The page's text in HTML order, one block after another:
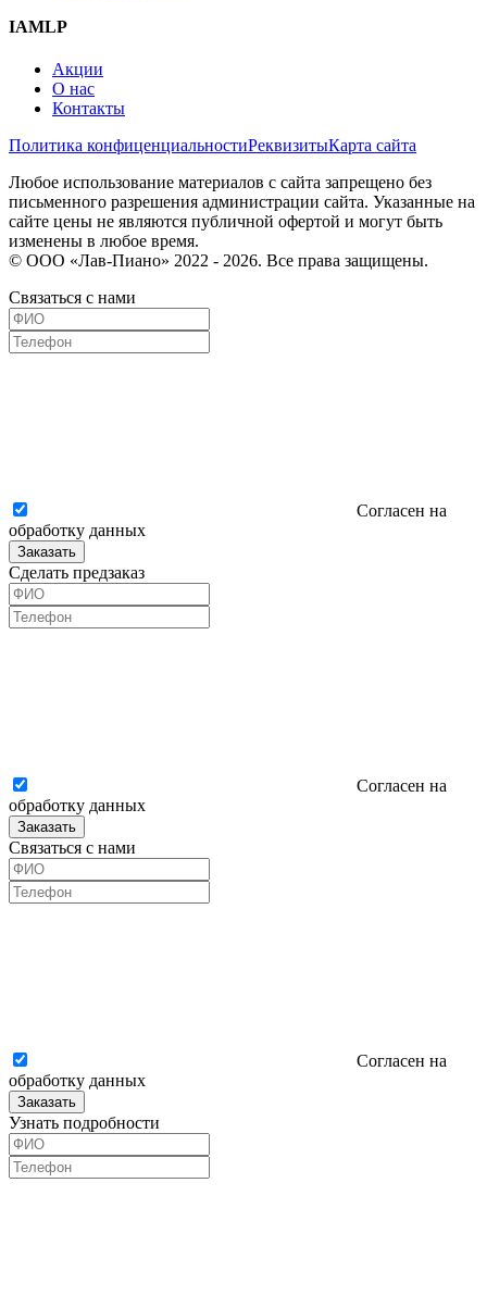
IAMLP
Акции
О нас
Контакты
Политика конфиценциальностиРеквизитыКарта сайта
Любое использование материалов с сайта запрещено без
письменного разрешения администрации сайта. Указанные на
сайте цены не являются публичной офертой и могут быть
изменены в любое время.
© ООО «Лав-Пиано» 2022 - 2026. Все права защищены.
Связаться с нами
Согласен на
обработку данных
Заказать
Сделать предзаказ
Согласен на
обработку данных
Заказать
Связаться с нами
Согласен на
обработку данных
Заказать
Узнать подробности